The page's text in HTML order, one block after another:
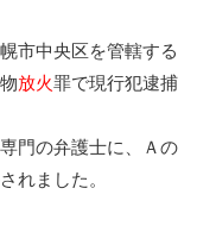
市中央区を管轄する
放火罪で現行犯逮捕
門の弁護士に、Ａの
れました。